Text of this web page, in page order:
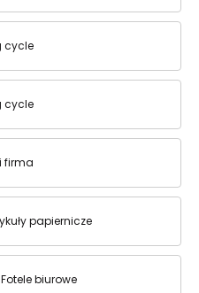
cycle
cycle
firma
papiernicze
biurowe